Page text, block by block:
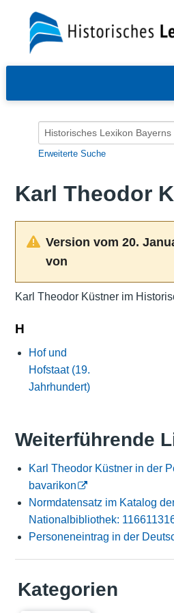
Erweiterte Suche
Karl Theodor
Version vom 20.
von
Karl Theodor Küstner im
H
Hof und
Hofstaat (19.
Jahrhundert)
Weiterführende
Karl Theodor Küstner in der
bavarikon
Normdatensatz im Katalog
Nationalbibliothek:
Personeneintrag in der
Kategorien